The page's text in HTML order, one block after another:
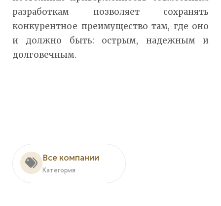
разработкам позволяет сохранять
конкурентное преимущество там, где оно
и должно быть: острым, надежным и
долговечным.
Все компании
Категория